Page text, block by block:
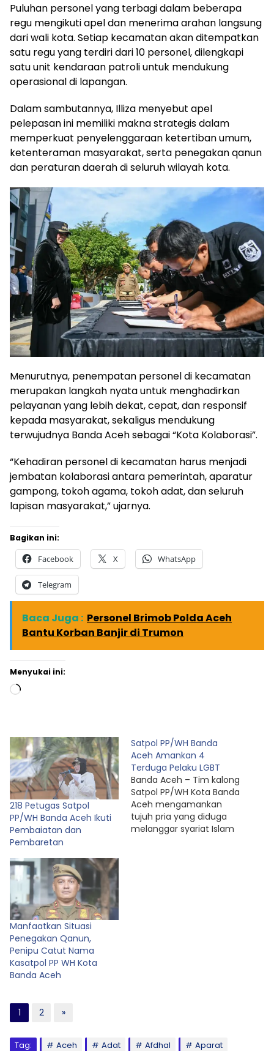
Puluhan personel yang terbagi dalam beberapa
regu mengikuti apel dan menerima arahan langsung
dari wali kota. Setiap kecamatan akan ditempatkan
satu regu yang terdiri dari 10 personel, dilengkapi
satu unit kendaraan patroli untuk mendukung
operasional di lapangan.
Dalam sambutannya, Illiza menyebut apel
pelepasan ini memiliki makna strategis dalam
memperkuat penyelenggaraan ketertiban umum,
ketenteraman masyarakat, serta penegakan qanun
dan peraturan daerah di seluruh wilayah kota.
Menurutnya, penempatan personel di kecamatan
merupakan langkah nyata untuk menghadirkan
pelayanan yang lebih dekat, cepat, dan responsif
kepada masyarakat, sekaligus mendukung
terwujudnya Banda Aceh sebagai “Kota Kolaborasi”.
“Kehadiran personel di kecamatan harus menjadi
jembatan kolaborasi antara pemerintah, aparatur
gampong, tokoh agama, tokoh adat, dan seluruh
lapisan masyarakat,” ujarnya.
Bagikan ini:
Facebook X WhatsApp
Telegram
Baca Juga : Personel Brimob Polda Aceh
Bantu Korban Banjir di Trumon
Menyukai ini:
Memuat...
218 Petugas Satpol
PP/WH Banda Aceh Ikuti
Pembaiatan dan
Pembaretan
Satpol PP/WH Banda
Aceh Amankan 4
Terduga Pelaku LGBT
Banda Aceh – Tim kalong
Satpol PP/WH Kota Banda
Aceh mengamankan
tujuh pria yang diduga
melanggar syariat Islam
Manfaatkan Situasi
Penegakan Qanun,
Penipu Catut Nama
Kasatpol PP WH Kota
Banda Aceh
1 2 »
Tag: Aceh Adat Afdhal Aparat